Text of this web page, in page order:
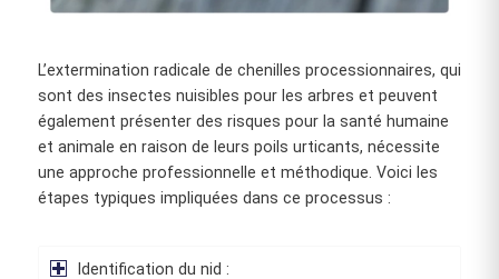
L’extermination radicale de chenilles processionnaires, qui
sont des insectes nuisibles pour les arbres et peuvent
également présenter des risques pour la santé humaine
et animale en raison de leurs poils urticants, nécessite
une approche professionnelle et méthodique. Voici les
étapes typiques impliquées dans ce processus :
Identification du nid :